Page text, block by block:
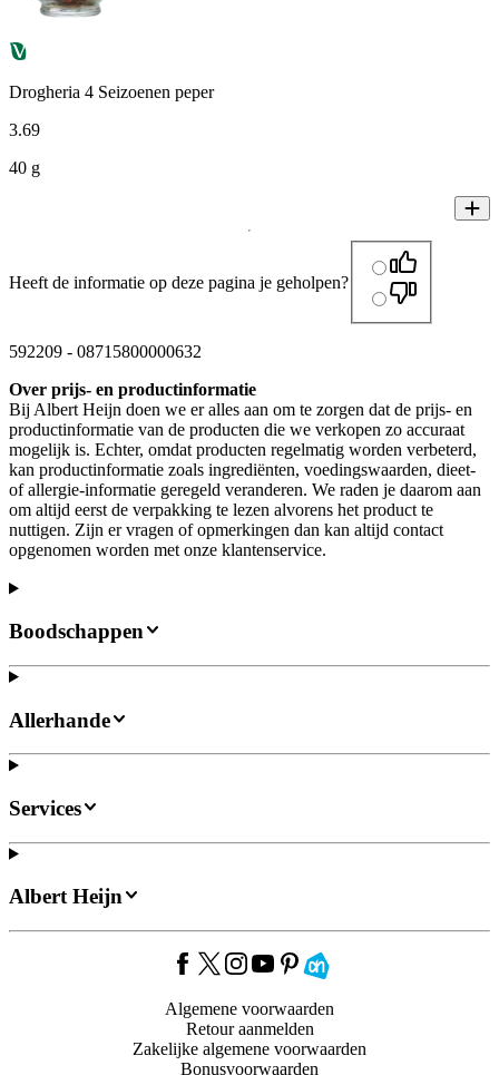
Drogheria 4 Seizoenen peper
3.69
40 g
Heeft de informatie op deze pagina je geholpen?
592209 - 08715800000632
Over prijs- en productinformatie
Bij Albert Heijn doen we er alles aan om te zorgen dat de prijs- en
productinformatie van de producten die we verkopen zo accuraat
mogelijk is. Echter, omdat producten regelmatig worden verbeterd,
kan productinformatie zoals ingrediënten, voedingswaarden, dieet-
of allergie-informatie geregeld veranderen. We raden je daarom aan
om altijd eerst de verpakking te lezen alvorens het product te
nuttigen. Zijn er vragen of opmerkingen dan kan altijd contact
opgenomen worden met onze klantenservice.
Boodschappen
Allerhande
Services
Albert Heijn
Algemene voorwaarden
Retour aanmelden
Zakelijke algemene voorwaarden
Bonusvoorwaarden